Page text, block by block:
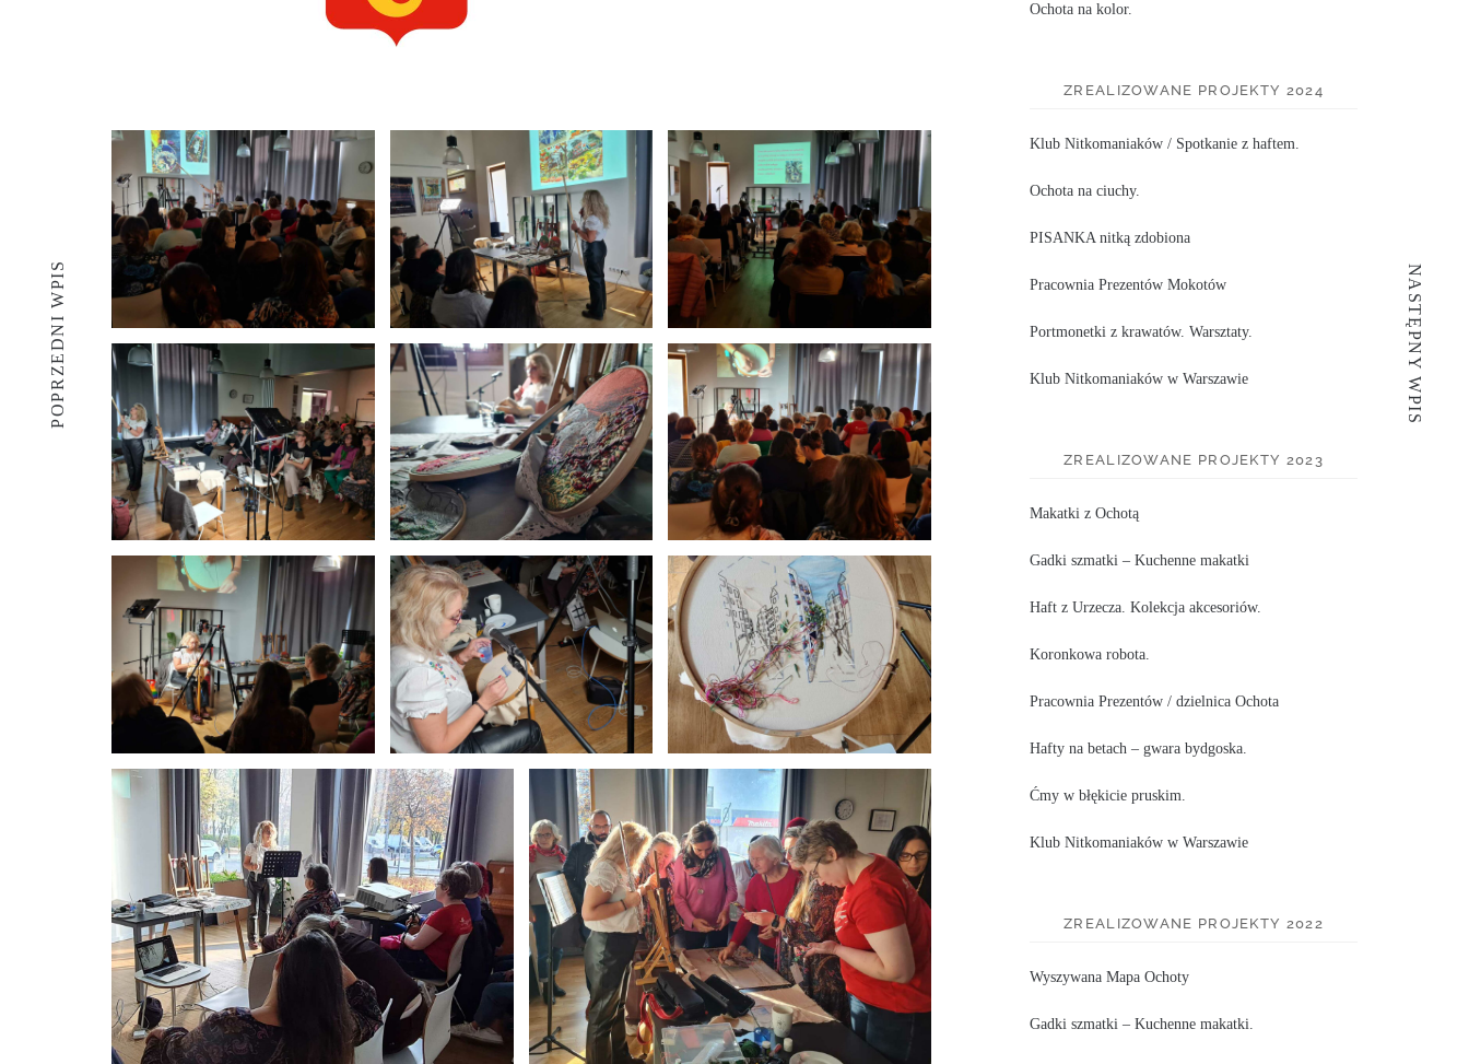
POPRZEDNI WPIS NASTĘPNY WPIS
Ochota na kolor.
ZREALIZOWANE PROJEKTY 2024
Klub Nitkomaniaków / Spotkanie z haftem.
Ochota na ciuchy.
PISANKA nitką zdobiona
Pracownia Prezentów Mokotów
Portmonetki z krawatów. Warsztaty.
Klub Nitkomaniaków w Warszawie
ZREALIZOWANE PROJEKTY 2023
Makatki z Ochotą
Gadki szmatki – Kuchenne makatki
Haft z Urzecza. Kolekcja akcesoriów.
Koronkowa robota.
Pracownia Prezentów / dzielnica Ochota
Hafty na betach – gwara bydgoska.
Ćmy w błękicie pruskim.
Klub Nitkomaniaków w Warszawie
ZREALIZOWANE PROJEKTY 2022
Wyszywana Mapa Ochoty
Gadki szmatki – Kuchenne makatki.